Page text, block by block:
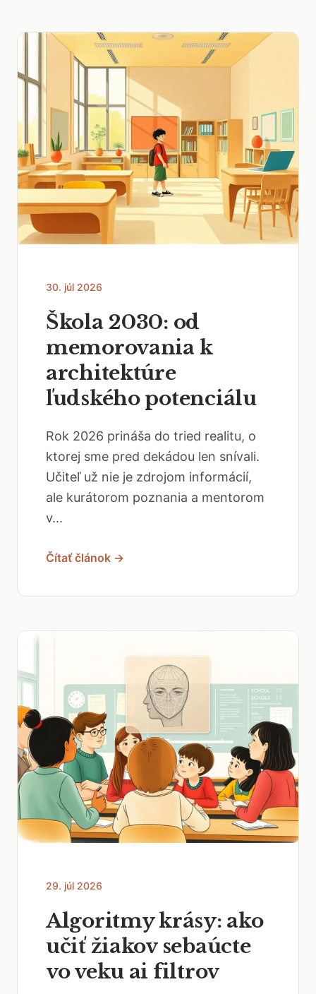
30. júl 2026
Škola 2030: od
memorovania k
architektúre
ľudského potenciálu
Rok 2026 prináša do tried realitu, o
ktorej sme pred dekádou len snívali.
Učiteľ už nie je zdrojom informácií,
ale kurátorom poznania a mentorom
v...
Čítať článok →
29. júl 2026
Algoritmy krásy: ako
učiť žiakov sebaúcte
vo veku ai filtrov